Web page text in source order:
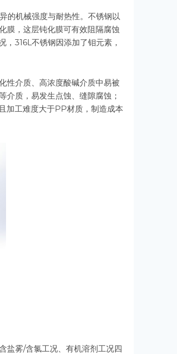
的机械强度与耐热性。不锈钢以
膜，这层钝化膜可有效阻隔腐蚀
316L不锈钢因添加了钼元素，
性介质、高浓度酸碱介质中易被
介质，易发生点蚀、缝隙腐蚀；
加工难度大于PP材质，制造成本
盐雾/含氯工况、有机溶剂工况四